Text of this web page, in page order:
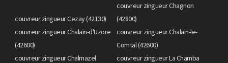
couvreur zingueur Cezay (42130)
couvreur zingueur Chagnon
(42800)
couvreur zingueur Chalain-d'Uzore
(42600)
couvreur zingueur Chalain-le-
Comtal (42600)
couvreur zingueur Chalmazel
couvreur zingueur La Chamba